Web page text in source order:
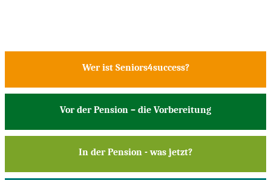
Wer ist Seniors4success?
Vor der Pension – die Vorbereitung
In der Pension - was jetzt?